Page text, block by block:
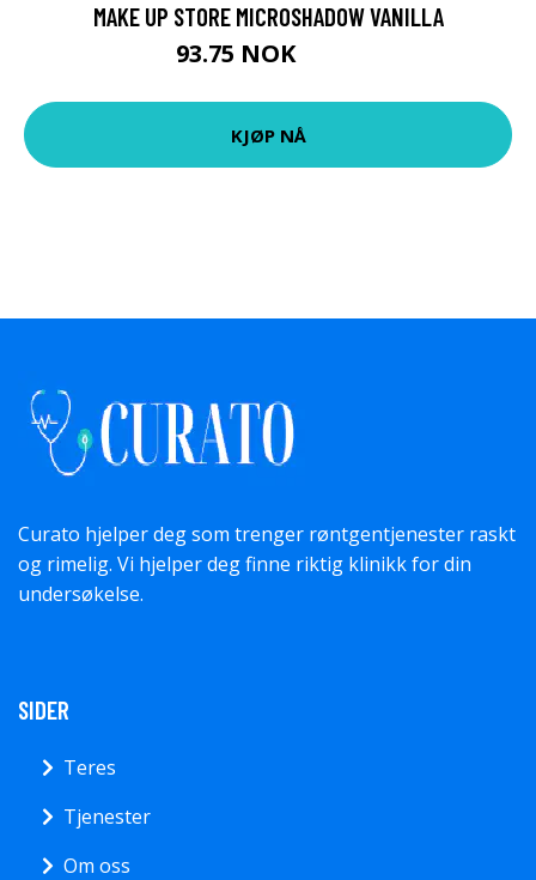
MAKE UP STORE MICROSHADOW VANILLA
93.75 NOK
KJØP NÅ
Curato hjelper deg som trenger røntgentjenester raskt
og rimelig. Vi hjelper deg finne riktig klinikk for din
undersøkelse.
SIDER
Teres
Tjenester
Om oss